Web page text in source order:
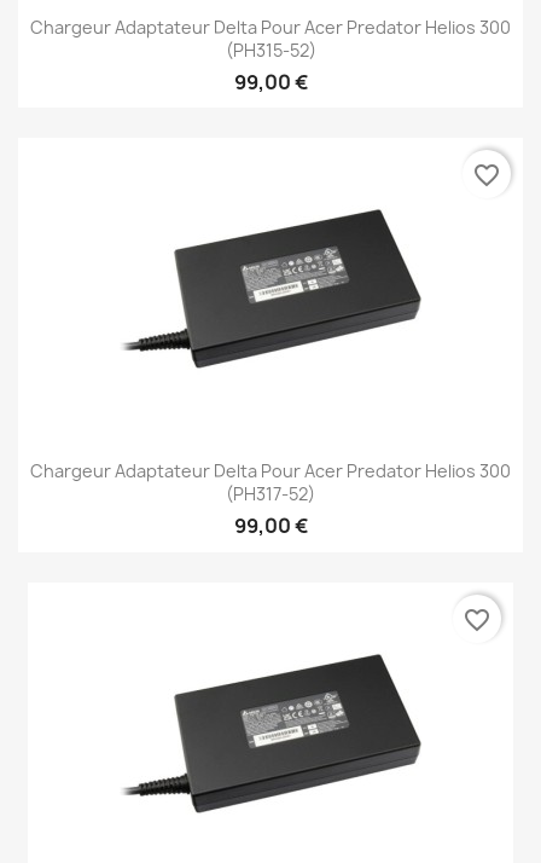
Chargeur Adaptateur Delta Pour Acer Predator Helios 300
(PH315-52)
99,00 €
Chargeur Adaptateur Delta Pour Acer Predator Helios 300
(PH317-52)
99,00 €
favorite_border
favorite_border